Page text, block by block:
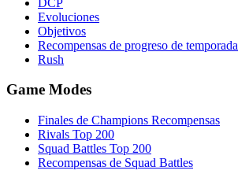
Evoluciones
Objetivos
Recompensas de progreso de temporada
Rush
Game Modes
Finales de Champions Recompensas
Rivals Top 200
Squad Battles Top 200
Recompensas de Squad Battles